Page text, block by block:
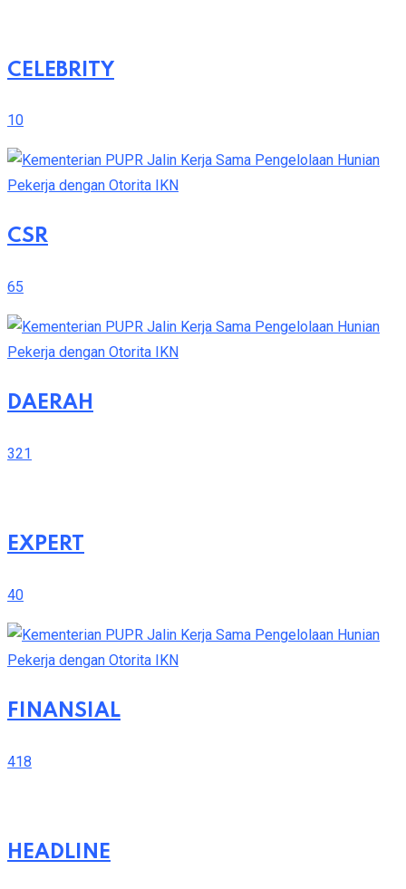
CELEBRITY
10
CSR
65
DAERAH
321
EXPERT
40
FINANSIAL
418
HEADLINE